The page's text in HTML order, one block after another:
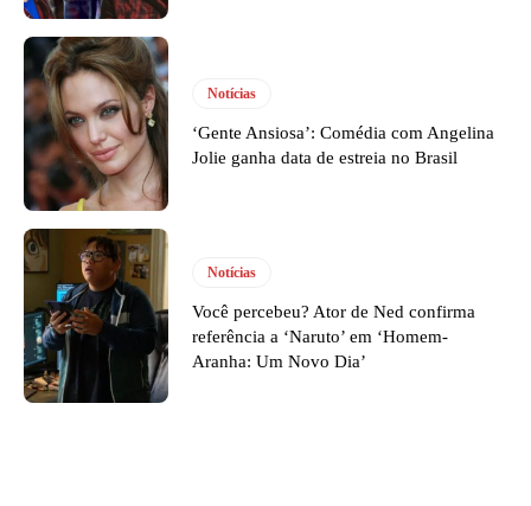
Notícias
‘Gente Ansiosa’: Comédia com Angelina
Jolie ganha data de estreia no Brasil
Notícias
Você percebeu? Ator de Ned confirma
referência a ‘Naruto’ em ‘Homem-
Aranha: Um Novo Dia’